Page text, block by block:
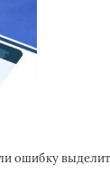
ошибку